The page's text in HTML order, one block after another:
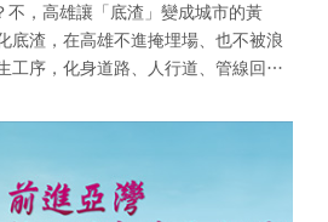
，高雄讓「底渣」變成城市的黃
底渣，在高雄不進掩埋場、也不被浪
序，化身道路、人行道、管線回填